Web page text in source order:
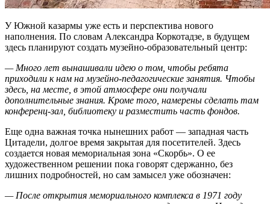
У Южной казармы уже есть и перспектива нового
наполнения. По словам Александра Коркотадзе, в будущем
здесь планируют создать музейно-образовательный центр:
— Много лет вынашивали идею о том, чтобы ребята
приходили к нам на музейно-педагогические занятия. Чтобы
здесь, на месте, в этой атмосфере они получали
дополнительные знания. Кроме того, намерены сделать там
конференц-зал, библиотеку и разместить часть фондов.
Еще одна важная точка нынешних работ — западная часть
Цитадели, долгое время закрытая для посетителей. Здесь
создается новая мемориальная зона «Скорбь». О ее
художественном решении пока говорят сдержанно, без
лишних подробностей, но сам замысел уже обозначен:
— После открытия мемориального комплекса в 1971 году